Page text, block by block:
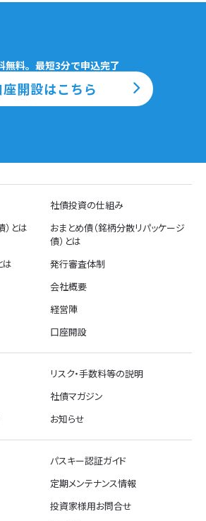
無料。最短3分で申込完了
座開設はこちら
社債投資の仕組み
とは
おまとめ債（銘柄分散リパッケージ
債）とは
は
発行審査体制
会社概要
経営陣
口座開設
リスク・手数料等の説明
社債マガジン
お知らせ
パスキー認証ガイド
定期メンテナンス情報
投資家様用お問合せ